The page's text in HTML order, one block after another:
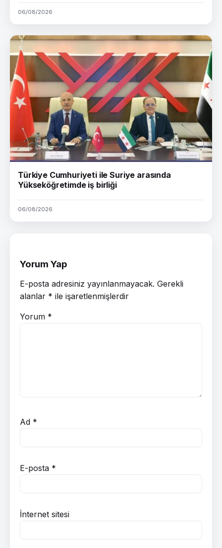
06/08/2026
Türkiye Cumhuriyeti ile Suriye arasında
Yükseköğretimde iş birliği
06/08/2026
Yorum Yap
E-posta adresiniz yayınlanmayacak. Gerekli
alanlar * ile işaretlenmişlerdir
Yorum *
Ad *
E-posta *
İnternet sitesi